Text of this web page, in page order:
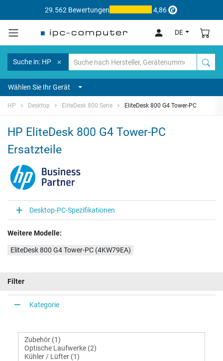
29.562 Bewertungen 4,86
DE
Suche in: HP
Wählen Sie Ihr Gerät
HP Desktop EliteDesk 800 Serie EliteDesk 800 G4 Tower-PC
HP EliteDesk 800 G4 Tower-PC
Ersatzteile
Desktop-PC-Spezifikationen
Weitere Modelle:
EliteDesk 800 G4 Tower-PC (4KW79EA)
Filter
Kategorie